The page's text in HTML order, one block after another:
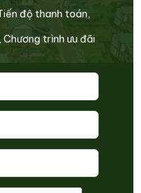
độ thanh toán,
Chương trình ưu đãi